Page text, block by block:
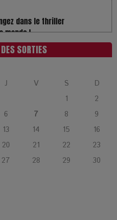
la disparition devient un acte
Santé quand on Roule toute la
Créatives Deviennent les
pour des vacances sportives
SORTIES
J V S
D
1
2
6 7 8
9
13 14 15
16
20 21 22
23
27 28 29
30